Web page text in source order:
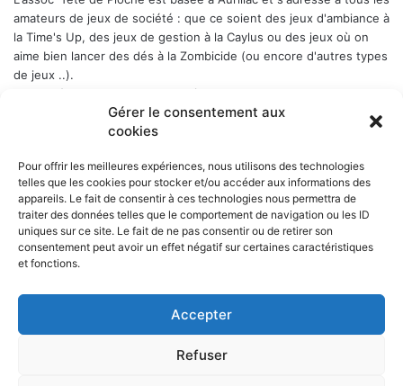
Gérer le consentement aux
cookies
Pour offrir les meilleures expériences, nous utilisons des technologies
telles que les cookies pour stocker et/ou accéder aux informations des
appareils. Le fait de consentir à ces technologies nous permettra de
traiter des données telles que le comportement de navigation ou les ID
uniques sur ce site. Le fait de ne pas consentir ou de retirer son
consentement peut avoir un effet négatif sur certaines caractéristiques
et fonctions.
Accepter
Refuser
amateurs de jeux de société : que ce soient des jeux d'ambiance à
la Time's Up, des jeux de gestion à la Caylus ou des jeux où on
aime bien lancer des dés à la Zombicide (ou encore d'autres types
de jeux ..).
Les soirées-jeux sont ouvertes à tous (enfin quand même plutôt
aux adultes). Elles ont lieu chaque Week-end en alternance : 1er
samedi du mois, puis vendredi, puis samedi etc..., a Belbex (6
minuit...
La cotisation annuelle est de 10 € (mais le trésorier est indulgent
envers les curieux qui viennent une fois comme ça ...)Donc, si
cela vous dit, n'hésitez pas !